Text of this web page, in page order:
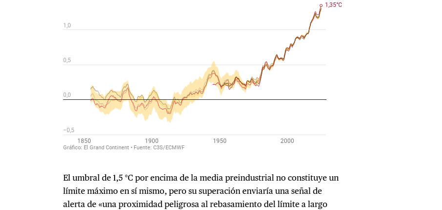
El umbral de 1,5 °C por encima de la media preindustrial no constituye un
límite máximo en sí mismo, pero su superación enviaría una señal de
alerta de «una proximidad peligrosa al rebasamiento del límite a largo